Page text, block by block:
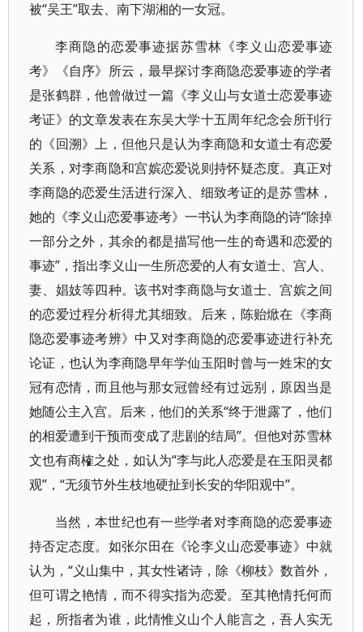
被“吴王”取去、南下湖湘的一女冠。
李商隐的恋爱事迹据苏雪林《李义山恋爱事迹
考》《自序》所云，最早探讨李商隐恋爱事迹的学者
是张鹤群，他曾做过一篇《李义山与女道士恋爱事迹
考证》的文章发表在东吴大学十五周年纪念会所刊行
的《回溯》上，但他只是认为李商隐和女道士有恋爱
关系，对李商隐和宫嫔恋爱说则持怀疑态度。真正对
李商隐的恋爱生活进行深入、细致考证的是苏雪林，
她的《李义山恋爱事迹考》一书认为李商隐的诗“除掉
一部分之外，其余的都是描写他一生的奇遇和恋爱的
事迹”，指出李义山一生所恋爱的人有女道士、宫人、
妻、娼妓等四种。该书对李商隐与女道士、宫嫔之间
的恋爱过程分析得尤其细致。后来，陈贻焮在《李商
隐恋爱事迹考辨》中又对李商隐的恋爱事迹进行补充
论证，也认为李商隐早年学仙玉阳时曾与一姓宋的女
冠有恋情，而且他与那女冠曾经有过远别，原因当是
她随公主入宫。后来，他们的关系“终于泄露了，他们
的相爱遭到干预而变成了悲剧的结局”。但他对苏雪林
文也有商榷之处，如认为“李与此人恋爱是在玉阳灵都
观”，“无须节外生枝地硬扯到长安的华阳观中”。
当然，本世纪也有一些学者对李商隐的恋爱事迹
持否定态度。如张尔田在《论李义山恋爱事迹》中就
认为，“义山集中，其女性诸诗，除《柳枝》数首外，
但可谓之艳情，而不得实指为恋爱。至其艳情托何而
起，所指者为谁，此情惟义山个人能言之，吾人实无